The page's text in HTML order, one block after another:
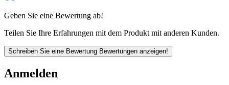
Geben Sie eine Bewertung ab!
Teilen Sie Ihre Erfahrungen mit dem Produkt mit anderen Kunden.
Schreiben Sie eine Bewertung Bewertungen anzeigen!
Anmelden